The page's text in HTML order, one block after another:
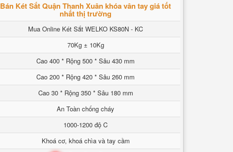
Bán Két Sắt Quận Thanh Xuân khóa vân tay giá tốt
nhất thị trường
Mua Online Két Sắt WELKO KS80N - KC
70Kg ± 10Kg
Cao 400 * Rộng 500 * Sâu 430 mm
Cao 200 * Rộng 420 * Sâu 260 mm
Cao 30 * Rộng 350 * Sâu 180 mm
An Toàn chống cháy
1000-1200 độ C
Khoá cơ, khoá chìa và tay cầm